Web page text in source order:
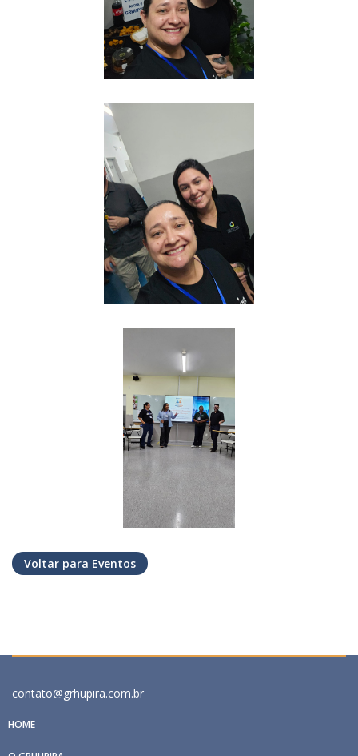
Voltar para Eventos
contato@grhupira.com.br
HOME